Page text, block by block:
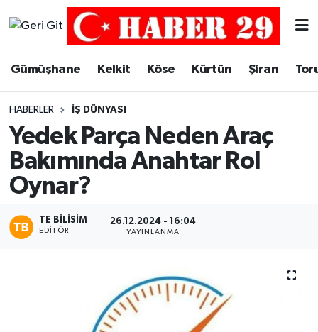
Gümüşhane Kelkit Köse Kürtün Şiran
HABERLER İŞ DÜNYASI
Yedek Parça Neden Araç
Bakımında Anahtar Rol
Oynar?
TE BILISIM
EDITÖR
26.12.2024 - 16:04
YAYINLANMA
Merkez Trafik Yoğunluk Haritası
Süper Lig Puan Durumu ve Fikstür
Tüm Manşetler
Haber Arşivi